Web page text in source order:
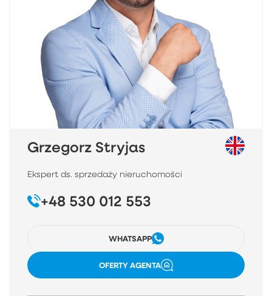
Grzegorz Stryjas
Ekspert ds. sprzedaży nieruchomości
+48 530 012 553
WHATSAPP
OFERTY AGENTA